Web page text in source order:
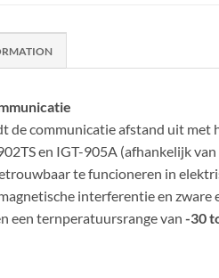
de communicatie afstand uit met
en IGT-905A (afhankelijk
te funcioneren in
interferentie en
een ternperatuursrange van -30